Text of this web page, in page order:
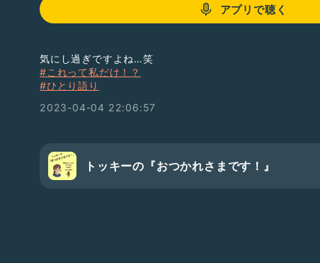
アプリで聴く
気にし過ぎですよね…笑
#これって私だけ！？
#ひとり語り
2023-04-04 22:06:57
トッキーの『おつかれさまです！』